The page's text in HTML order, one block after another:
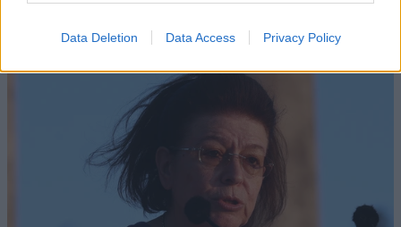
Data Deletion Data Access Privacy Policy